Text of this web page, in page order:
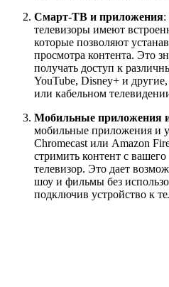
Смарт-ТВ и приложения:
телевизоры имеют
которые позволяют
просмотра контента. Это
получать доступ к
YouTube, Disney+ и
или кабельном
Мобильные приложения и
мобильные приложения и
Chromecast или Amazon
стримить контент с
телевизор. Это дает
шоу и фильмы без
подключив устройство к